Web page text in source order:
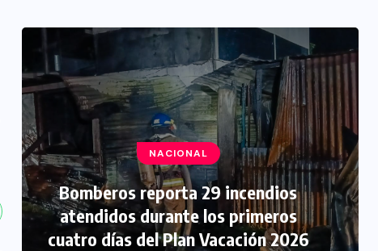
NACIONAL
Bomberos reporta 29 incendios
atendidos durante los primeros
cuatro días del Plan Vacación 2026